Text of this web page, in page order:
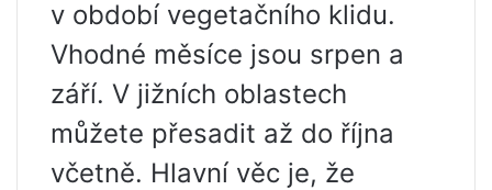
v období vegetačního klidu.
Vhodné měsíce jsou srpen a
září. V jižních oblastech
můžete přesadit až do října
včetně. Hlavní věc je, že